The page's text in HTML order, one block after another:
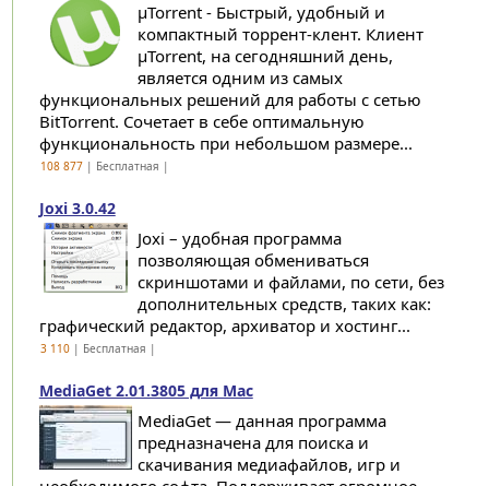
µTorrent - Быстрый, удобный и
компактный торрент-клент. Клиент
µTorrent, на сегодняшний день,
является одним из самых
функциональных решений для работы с сетью
BitTorrent. Сочетает в себе оптимальную
функциональность при небольшом размере...
108 877| Бесплатная |
Joxi 3.0.42
Joxi – удобная программа
позволяющая обмениваться
скриншотами и файлами, по сети, без
дополнительных средств, таких как:
графический редактор, архиватор и хостинг...
3 110| Бесплатная |
MediaGet 2.01.3805 для Mac
MediaGet — данная программа
предназначена для поиска и
скачивания медиафайлов, игр и